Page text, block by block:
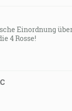
Einordnung
4 Rosse!